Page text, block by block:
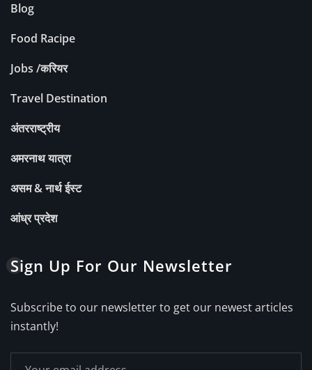
Blog
Food Racipe
Jobs /करियर
Travel Destination
अंतरराष्ट्रीय
अमरनाथ यात्रा
असम & नार्थ ईस्ट
आंध्र प्रदेश
Sign Up For Our Newsletter
Subscribe to our newsletter to get our newest articles
instantly!